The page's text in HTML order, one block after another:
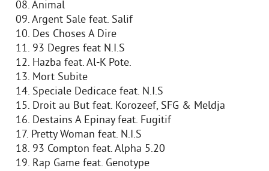
08. Animal
09. Argent Sale feat. Salif
10. Des Choses A Dire
11. 93 Degres feat N.I.S
12. Hazba feat. Al-K Pote.
13. Mort Subite
14. Speciale Dedicace feat. N.I.S
15. Droit au But feat. Korozeef, SFG & Meldja
16. Destains A Epinay feat. Fugitif
17. Pretty Woman feat. N.I.S
18. 93 Compton feat. Alpha 5.20
19. Rap Game feat. Genotype